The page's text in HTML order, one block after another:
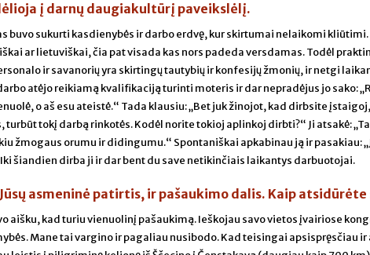
į darnų daugiakultūrį paveikslėlį.
buvo sukurti kasdienybės ir darbo erdvę, kur skirtumai nelaikomi kliūtimi.
ar lietuviškai, čia pat visada kas nors padeda versdamas. Todėl
ir savanorių yra skirtingų tautybių ir konfesijų žmonių, ir netgi
atėjo reikiamą kvalifikaciją turinti moteris ir dar nepradėjus jo sako:
o aš esu ateistė.“ Tada klausiu: „Bet juk žinojot, kad dirbsite
turbūt tokį darbą rinkotės. Kodėl norite tokioj aplinkoj dirbti?“ Ji atsakė:
žmogaus orumu ir didingumu.“ Spontaniškai apkabinau ją ir pasakiau:
šiandien dirba ji ir dar bent du save netikinčiais laikantys darbuotojai.
asmeninė patirtis, ir pašaukimo dalis. Kaip
aišku, kad turiu vienuolinį pašaukimą. Ieškojau savo vietos įvairiose
Mane tai vargino ir pagaliau nusibodo. Kad teisingai apsispręsčiau